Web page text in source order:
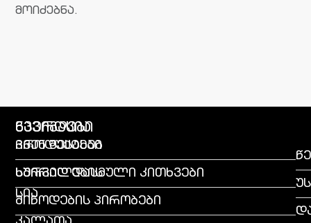
მოიძებნა.
გვერდები
პროდუქტები
სურვილების
სია
ნავიგაცია
ჩვენ შესახებ
ხშირად დასმული კითხვები
მიწოდების პირობები